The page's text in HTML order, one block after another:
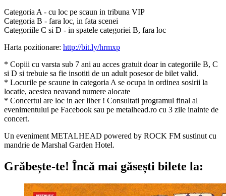
Categoria A - cu loc pe scaun in tribuna VIP
Categoria B - fara loc, in fata scenei
Categoriile C si D - in spatele categoriei B, fara loc
Harta pozitionare: http://bit.ly/hrmxp
* Copiii cu varsta sub 7 ani au acces gratuit doar in categoriile B, C
si D si trebuie sa fie insotiti de un adult posesor de bilet valid.
* Locurile pe scaune in categoria A se ocupa in ordinea sosirii la
locatie, acestea neavand numere alocate
* Concertul are loc in aer liber ! Consultati programul final al
evenimentului pe Facebook sau pe metalhead.ro cu 3 zile inainte de
concert.
Un eveniment METALHEAD powered by ROCK FM sustinut cu
mandrie de Marshal Garden Hotel.
Grăbește-te! Încă mai găsești bilete la: